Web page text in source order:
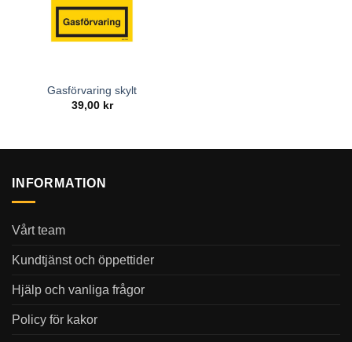
Gasförvaring skylt
39,00 kr
INFORMATION
Vårt team
Kundtjänst och öppettider
Hjälp och vanliga frågor
Policy för kakor